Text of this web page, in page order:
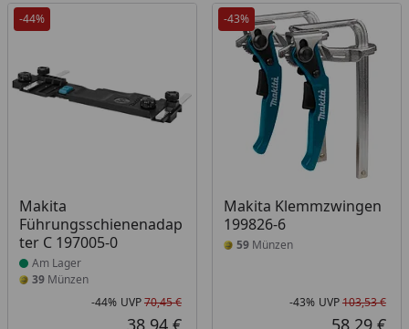
-44%
Makita
Führungsschienenadap
ter C 197005-0
Produkt am Lager
Am Lager
39 Münzen
Rabatt in Prozent
-44%
Ursprünglicher Preis
UVP70,45 €
38,94 €
-43%
Makita Klemmzwingen
199826-6
59Münzen
-43% UVP103,53 €
58,29 €